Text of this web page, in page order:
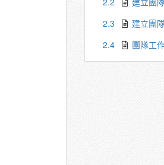
2.3
建立團
2.4
團隊工